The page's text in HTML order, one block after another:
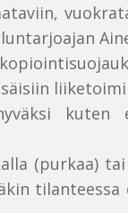
kuten
(purkaa)